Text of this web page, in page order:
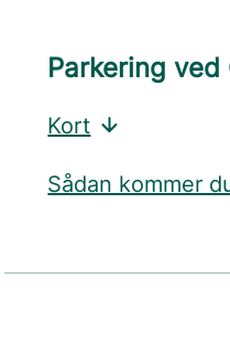
Parkering ved
Kort
Sådan kommer